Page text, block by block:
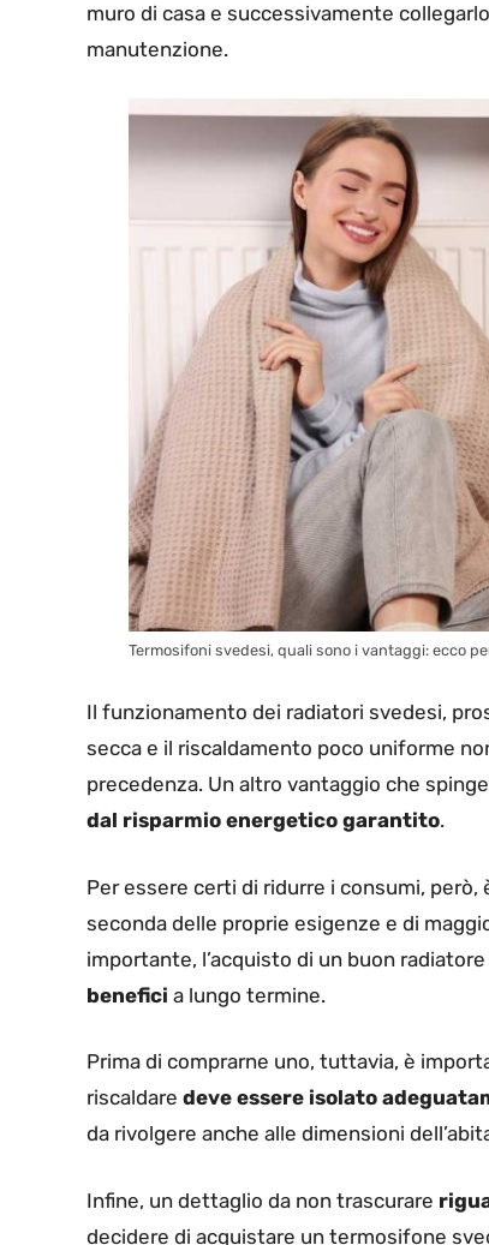
muro di casa e successivamente
manutenzione.
Termosifoni svedesi, quali sono i vantaggi: ecco
Il funzionamento dei radiatori svedesi,
secca e il riscaldamento poco uniforme
precedenza. Un altro vantaggio che
dal risparmio energetico garantito.
Per essere certi di ridurre i consumi,
seconda delle proprie esigenze e di
importante, l’acquisto di un buon
benefici a lungo termine.
Prima di comprarne uno, tuttavia, è
riscaldare deve essere isolato
da rivolgere anche alle dimensioni
Infine, un dettaglio da non trascurare
decidere di acquistare un termosifone